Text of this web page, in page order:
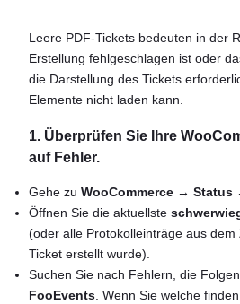
Leere PDF-Tickets bedeuten in der
Erstellung fehlgeschlagen ist oder
die Darstellung des Tickets
Elemente nicht laden kann.
1. Überprüfen Sie Ihre
auf Fehler.
Gehe zu WooCommerce →
Öffnen Sie die aktuellste
(oder alle Protokolleinträge aus
Ticket erstellt wurde).
Suchen Sie nach Fehlern, die
FooEvents. Wenn Sie welche